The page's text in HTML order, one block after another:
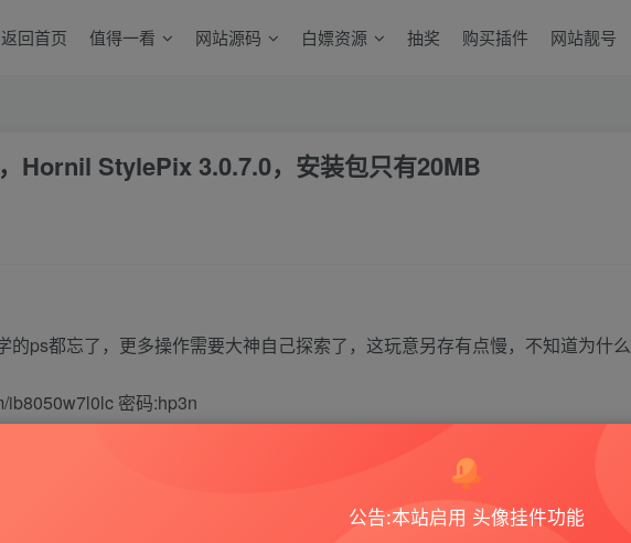
返回首页 值得一看 网站源码 白嫖资源 抽奖 购买插件 网站靓号
Hornil StylePix 3.0.7.0，安装包只有20MB
的ps都忘了，更多操作需要大神自己探索了，这玩意另存有点慢，不知道为什么
ib8050w7l0lc 密码:hp3n
公告:本站启用 头像挂件功能